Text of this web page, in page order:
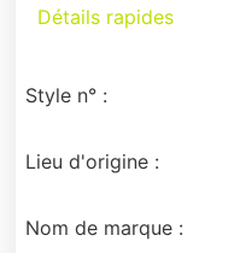
Détails rapides
Style n° :
Lieu d'origine :
Nom de marque :